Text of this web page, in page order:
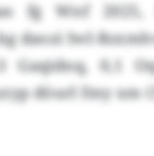
fg Wnf 2025,
daozi Iwl-
0,1
döurl fmy xm